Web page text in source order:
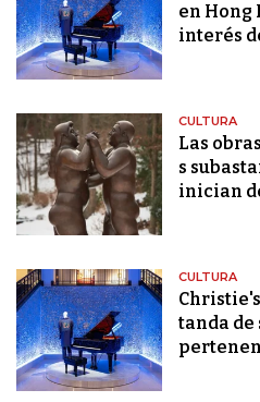
en Hong
interés
CULTURA
Las
s
inician
CULTURA
tanda de